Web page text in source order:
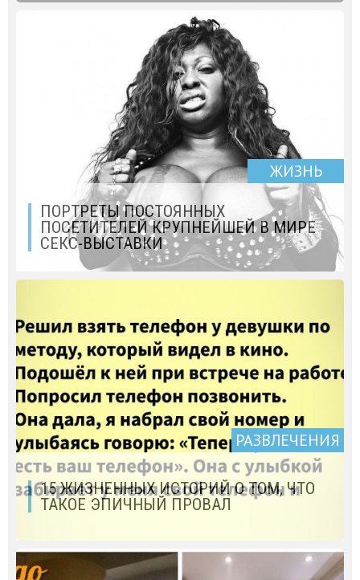
ЖИЗНЬ
ПОРТРЕТЫ ПОСТОЯННЫХ
ПОСЕТИТЕЛЕЙ КРУПНЕЙШЕЙ В МИРЕ
СЕКС-ВЫСТАВКИ
РАЗВЛЕЧЕНИЯ
15 ЖИЗНЕННЫХ ИСТОРИЙ О ТОМ, ЧТО
ТАКОЕ ЭПИЧНЫЙ ПРОВАЛ